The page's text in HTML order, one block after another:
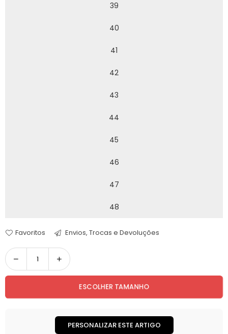
39
40
41
42
43
44
45
46
47
48
Favoritos Envios, Trocas e Devoluções
Quantidade
ESCOLHER TAMANHO
PERSONALIZAR ESTE ARTIGO